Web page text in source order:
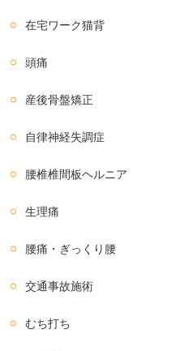
在宅ワーク猫背
頭痛
産後骨盤矯正
自律神経失調症
腰椎椎間板ヘルニア
生理痛
腰痛・ぎっくり腰
交通事故施術
むち打ち